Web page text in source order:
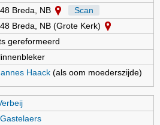
Breda, NB
Scan
Breda, NB (Grote Kerk)
gereformeerd
Haack (als oom moederszijde)